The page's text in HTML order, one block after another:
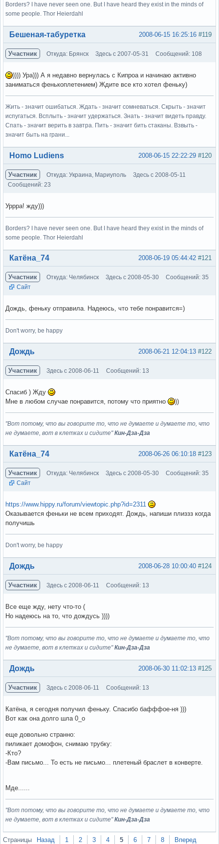
Borders? I have never seen one. But I have heard they exist in the minds of
some people. Thor Heierdahl
Вне форума #119
2008-06-15 16:25:16
Бешеная-табуретка
Участник Откуда: Брянск Здесь с 2007-05-31 Сообщений: 108
)))) Ура))) А я недавно вернулась с Кипроа и начинаю активно
заниматься фенькоплетением) Ждите все кто хотел феньку)
Жить - значит ошибаться. Ждать - значит сомневаться. Скрыть - значит
испугаться. Всплыть - значит удержаться. Знать - значит видеть правду.
Спать - значит верить в завтра. Пить - значит бить стаканы. Взвыть -
значит быть на грани...
Вне форума #120
2008-06-15 22:22:29
Homo Ludiens
Участник Откуда: Украина, Мариуполь
Здесь с 2008-05-11
Сообщений: 23
Уррра! жду)))
Borders? I have never seen one. But I have heard they exist in the minds of
some people. Thor Heierdahl
Вне форума #121
2008-06-19 05:44:42
Катёна_74
Участник Откуда: Челябинск Здесь с 2008-05-30
Сообщений: 35
Сайт
Дождь, феньку отправила. Надеюсь, что тебе понравится=)
Don't worry, be happy
Вне форума #122
2008-06-21 12:04:13
Дождь
Участник Здесь с 2008-06-11 Сообщений: 13
Спасиб ) Жду
Мне в любом случае понравится, потому что приятно
))
"Вот потому, что вы говорите то, что не думаете и думаете то, что
не думаете, вот в клетках и сидите"Кин-Дза-Дза
Вне форума #123
2008-06-26 06:10:18
Катёна_74
Участник Откуда: Челябинск Здесь с 2008-05-30
Сообщений: 35
Сайт
https://www.hippy.ru/forum/viewtopic.php?id=2311
Оказывается феньки не всем приходят. Дождь, напиши плиззз когда
получишь
Don't worry, be happy
Вне форума #124
2008-06-28 10:00:40
Дождь
Участник Здесь с 2008-06-11 Сообщений: 13
Все еще жду, нету что-то (
Но надеюсь на то, что дождусь ))))
"Вот потому, что вы говорите то, что не думаете и думаете то, что
не думаете, вот в клетках и сидите"Кин-Дза-Дза
Вне форума #125
2008-06-30 11:02:13
Дождь
Участник Здесь с 2008-06-11 Сообщений: 13
Катёна, я сегодня получил феньку. Спасибо бафффое-ня )))
Вот как она долго шла 0_о
еще довольно странно:
пиликает домофон, снимаю трубку:
-Кто?
-Вам письмо... То есть не письмо... плетеный браслет в конверте.
Мде......
"Вот потому, что вы говорите то, что не думаете и думаете то, что
не думаете, вот в клетках и сидите"Кин-Дза-Дза
Вне форума
Страницы Назад 1 2 3 4 5 6 7 8 Вперед